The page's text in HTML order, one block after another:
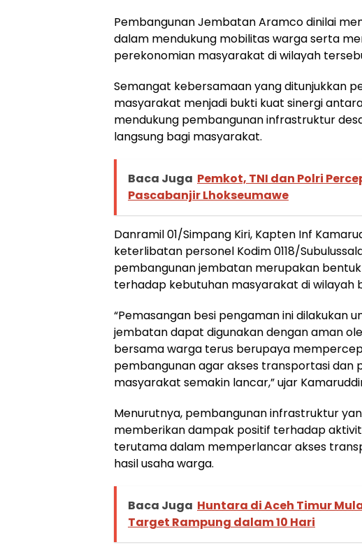
Pembangunan Jembatan Aramco dinilai
dalam mendukung mobilitas warga serta
perekonomian masyarakat di wilayah
Semangat kebersamaan yang ditunjukkan
masyarakat menjadi bukti kuat sinergi
mendukung pembangunan infrastruktur
langsung bagi masyarakat.
Baca Juga Pemkot, TNI dan Polri
Pascabanjir Lhokseumawe
Danramil 01/Simpang Kiri, Kapten Inf
keterlibatan personel Kodim 0118/
pembangunan jembatan merupakan bentuk
terhadap kebutuhan masyarakat di wilayah
“Pemasangan besi pengaman ini dilakukan
jembatan dapat digunakan dengan aman
bersama warga terus berupaya
pembangunan agar akses transportasi dan
masyarakat semakin lancar,” ujar
Menurutnya, pembangunan infrastruktur
memberikan dampak positif terhadap
terutama dalam memperlancar akses
hasil usaha warga.
Baca Juga Huntara di Aceh Timur
Target Rampung dalam 10 Hari